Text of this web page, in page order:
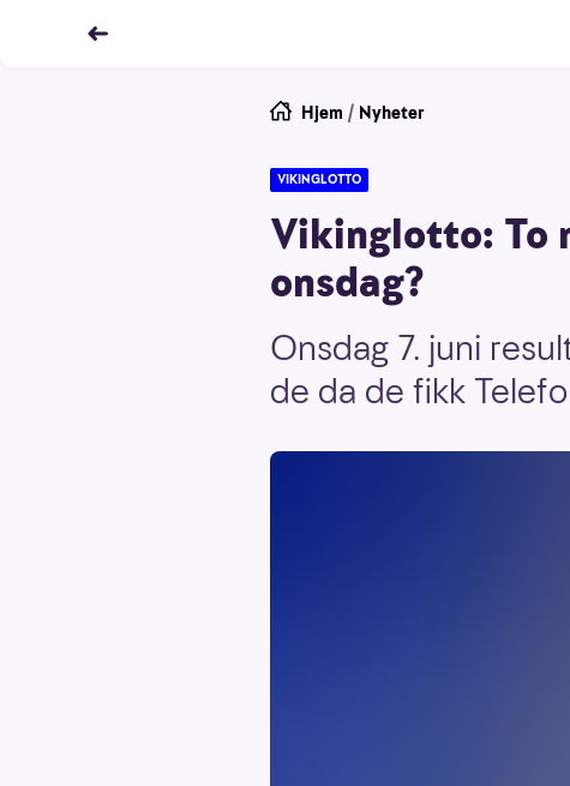
Hjem / Nyheter
VIKINGLOTTO
Vikinglotto: To
onsdag?
Onsdag 7. juni
de da de fikk